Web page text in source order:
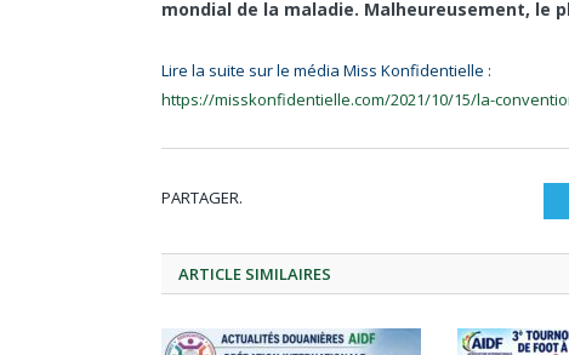
mondial de la maladie. Malheureusement, le
Lire la suite sur le média Miss Konfidentielle :
https://misskonfidentielle.com/2021/10/15/la-
PARTAGER.
ARTICLE SIMILAIRES